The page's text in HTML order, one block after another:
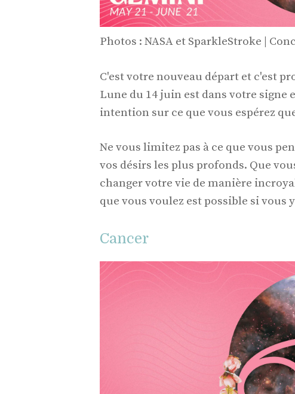
Photos : NASA et SparkleStroke |
C'est votre nouveau départ et c'est
Lune du 14 juin est dans votre
intention sur ce que vous espérez
Ne vous limitez pas à ce que vous
vos désirs les plus profonds. Que
changer votre vie de manière
que vous voulez est possible si vous
Cancer